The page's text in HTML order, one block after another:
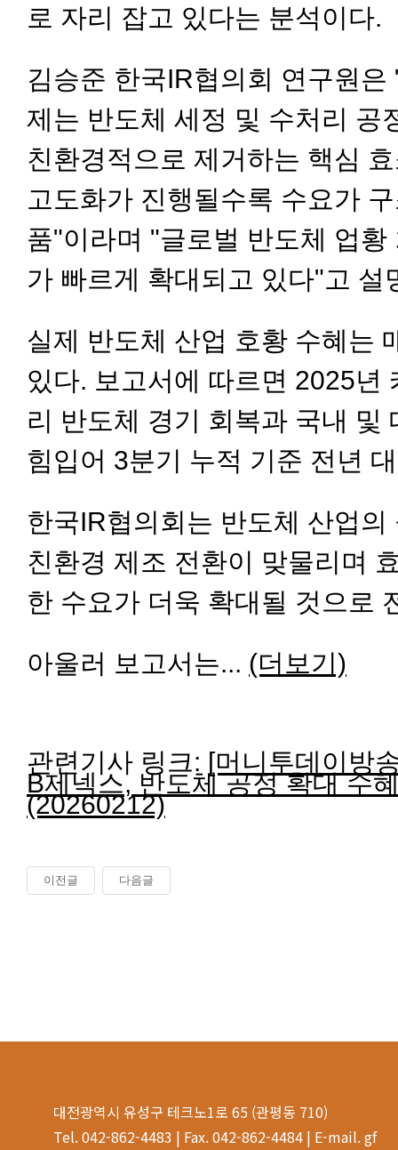
로 자리 잡고 있다는 분석이다.
김승준 한국IR협의회 연구원
제는 반도체 세정 및 수처리 공
친환경적으로 제거하는 핵심
고도화가 진행될수록 수요가
품"이라며 "글로벌 반도체 업
가 빠르게 확대되고 있다"고 설
실제 반도체 산업 호황 수혜는
있다. 보고서에 따르면 2025년
리 반도체 경기 회복과 국내 및
힘입어 3분기 누적 기준 전년
한국IR협의회는 반도체 산업
친환경 제조 전환이 맞물리며
한 수요가 더욱 확대될 것으로
아울러 보고서는... (더보기)
관련기사 링크: [머니투데이방
B제넥스, 반도체 공정 확대 수
(20260212)
이전글 다음글
대전광역시 유성구 테크노1로 65 (관평동 710)
Tel. 042-862-4483 | Fax. 042-862-4484 | E-mail. gf